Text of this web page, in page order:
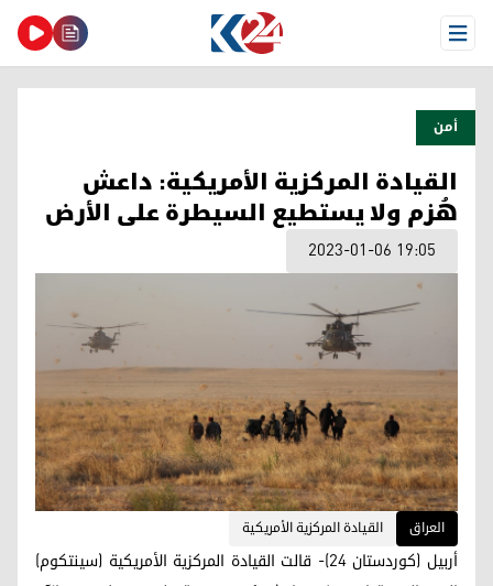
Open Menu
أمن
القيادة المركزية الأمريكية: داعش
هُزم ولا يستطيع السيطرة على الأرض
2023-01-06 19:05
العراق القيادة المركزية الأمريكية
أربيل (كوردستان 24)- قالت القيادة المركزية الأمريكية (سينتكوم)